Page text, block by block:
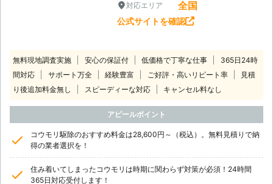
対応エリア 全国
公式サイトを確認
無料現地調査実施 安心の保証付 低価格で丁寧な仕事
365日24時
間対応
サポート万全 経験豊富 ご好評・高いリピート率
見積
り後追加料金無し
スピーディーな対応 キャンセル料なし
アピールポイント
コウモリ駆除のおすすめ料金は28,600円～（税込）。無料見積りで納
得の業者選択を！
住み着いてしまったコウモリは時期に関わらず対策が必須！24時間
365日対応受付します！